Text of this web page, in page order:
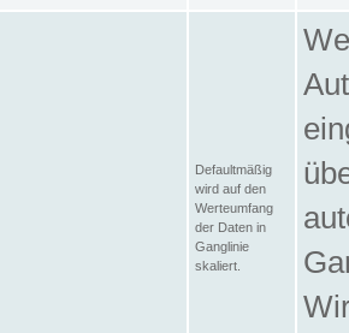
Defaultmäßig
wird auf den
Werteumfang
der Daten in
Ganglinie
skaliert.